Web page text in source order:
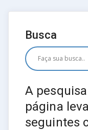
Busca
A
página
seguintes